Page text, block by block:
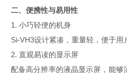
二、便携性与易用性
1. 小巧轻便的机身
Si-VH3设计紧凑，重量轻，便于
2. 直观易读的显示屏
配备高分辨率的液晶显示屏，能够